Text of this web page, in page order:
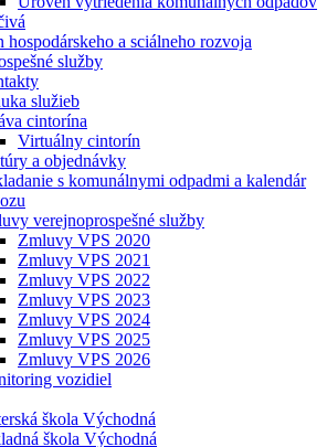
hospodárskeho a sciálneho rozvoja
služby
služieb
cintorína
Virtuálny cintorín
a objednávky
s komunálnymi odpadmi a kalendár
verejnoprospešné služby
Zmluvy VPS 2020
Zmluvy VPS 2021
Zmluvy VPS 2022
Zmluvy VPS 2023
Zmluvy VPS 2024
Zmluvy VPS 2025
Zmluvy VPS 2026
vozidiel
škola Východná
škola Východná